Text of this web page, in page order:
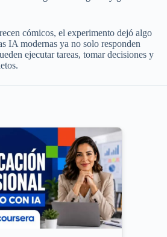
cómicos, el experimento dejó algo
IA modernas ya no solo responden
ejecutar tareas, tomar decisiones y